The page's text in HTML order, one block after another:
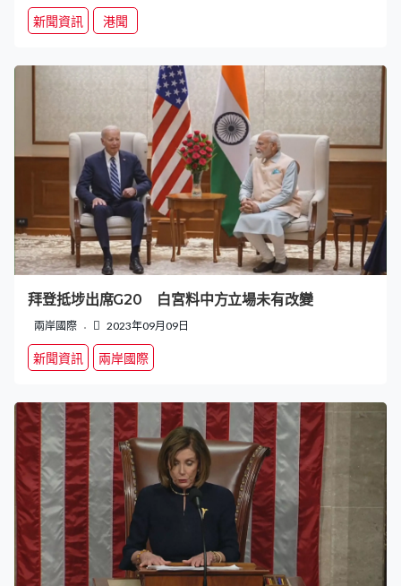
新聞資訊 港聞
拜登抵埗出席G20 白宮料中方立場未有改變
兩岸國際 2023年09月09日
新聞資訊 兩岸國際